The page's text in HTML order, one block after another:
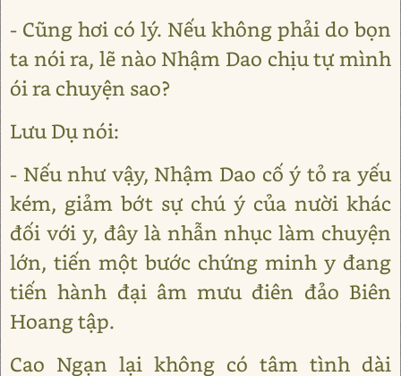
- Cũng hơi có lý. Nếu không phải do bọn
ta nói ra, lẽ nào Nhậm Dao chịu tự mình
ói ra chuyện sao?
Lưu Dụ nói:
- Nếu như vậy, Nhậm Dao cố ý tỏ ra yếu
kém, giảm bớt sự chú ý của nười khác
đối với y, đây là nhẫn nhục làm chuyện
lớn, tiến một bước chứng minh y đang
tiến hành đại âm mưu điên đảo Biên
Hoang tập.
Cao Ngạn lại không có tâm tình dài